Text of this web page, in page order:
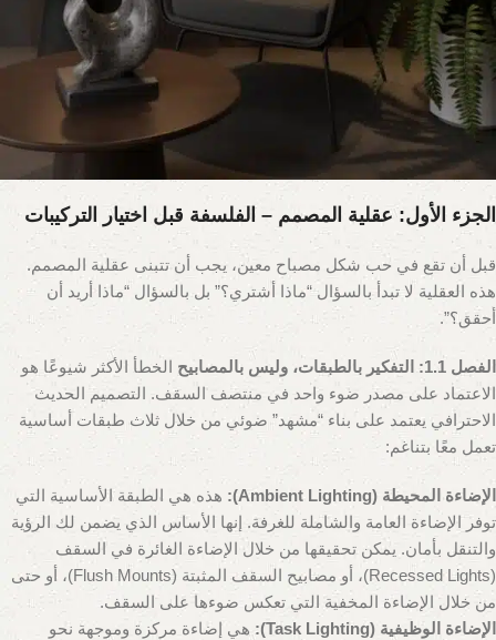
موثوقة ومبتكرة، والتي تضع الجودة في صميم عملها مثلCLH، لا تسهل
هذه العملية فحسب، بل تضمن أن كل قطعة تختارها هي استثمار طويل
الأمد في جمال وراحة منزلك.
الجزء الأول: عقلية المصمم – الفلسفة قبل اختيار التركيبات
قبل أن تقع في حب شكل مصباح معين، يجب أن تتبنى عقلية المصمم.
هذه العقلية لا تبدأ بالسؤال “ماذا أشتري؟” بل بالسؤال “ماذا أريد أن
أحقق؟”.
الفصل 1.1: التفكير بالطبقات، وليس بالمصابيح
الخطأ الأكثر شيوعًا هو
الاعتماد على مصدر ضوء واحد في منتصف السقف. التصميم الحديث
الاحترافي يعتمد على بناء “مشهد” ضوئي من خلال ثلاث طبقات أساسية
تعمل معًا بتناغم:
الإضاءة المحيطة (Ambient Lighting):
هذه هي الطبقة الأساسية التي
توفر الإضاءة العامة والشاملة للغرفة. إنها الأساس الذي يضمن لك الرؤية
والتنقل بأمان. يمكن تحقيقها من خلال الإضاءة الغائرة في السقف
(Recessed Lights)، أو مصابيح السقف المثبتة (Flush Mounts)، أو حتى
من خلال الإضاءة المخفية التي تعكس ضوءها على السقف.
الإضاءة الوظيفية (Task Lighting):
هي إضاءة مركزة وموجهة نحو